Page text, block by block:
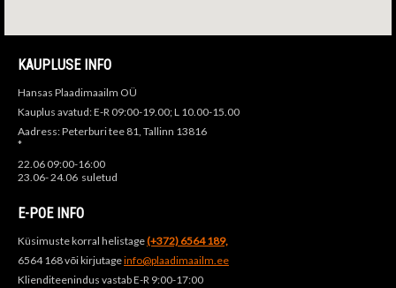
KAUPLUSE INFO
Hansas Plaadimaailm OÜ
Kauplus avatud: E-R 09:00-19.00; L 10.00-15.00
Aadress: Peterburi tee 81, Tallinn 13816
*
22.06 09:00-16:00
23.06- 24.06 suletud
E-POE INFO
Küsimuste korral helistage(+372) 6564 189,
6564 168 või kirjutageinfo@plaadimaailm.ee
Klienditeenindus vastab E-R 9:00-17:00